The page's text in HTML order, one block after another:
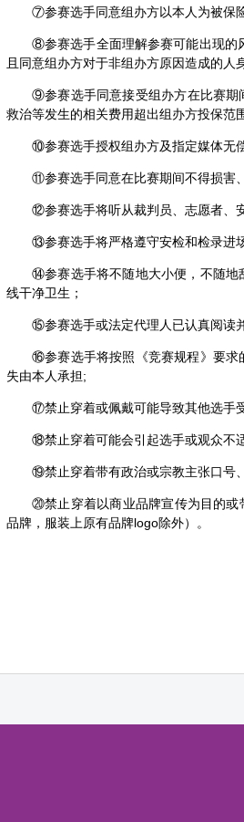
⑦参赛选手同意组办方以本人为被保
⑧参赛选手全面理解参赛可能出现的
且同意组办方对于非组办方原因造成的人
⑨参赛选手同意接受组办方在比赛期
救治等发生的相关费用超出组办方投保范
⑩参赛选手授权组办方及指定媒体无
⑪参赛选手同意在比赛期间不得损害
⑫参赛选手将听从裁判员、志愿者、
⑬参赛选手将严格遵守安检和检录进
⑭参赛选手将不随地大小便，不随地
线干净卫生；
⑮参赛选手或法定代理人已认真阅读
⑯参赛选手将按照《竞赛规程》要求
失由本人承担;
⑰禁止穿着或佩戴可能导致其他选手
⑱禁止穿着可能会引起选手或观众不
⑲禁止穿着带有政治或宗教主张口号
⑳禁止穿着以商业品牌宣传为目的或
品牌，服装上原有品牌logo除外）。